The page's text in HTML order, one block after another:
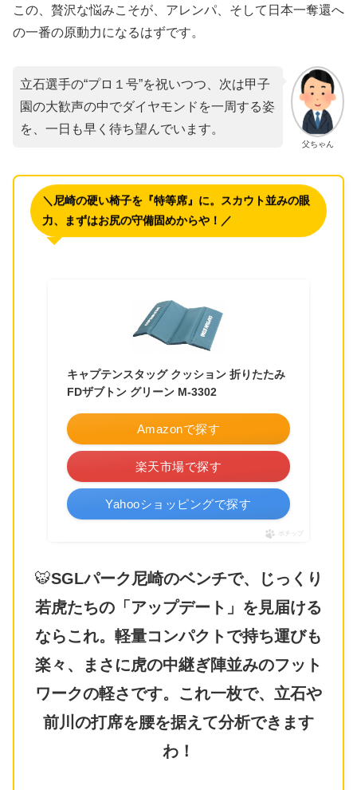
この、贅沢な悩みこそが、アレンパ、そして日本一奪還へ
の一番の原動力になるはずです。
父ちゃん
立石選手の“プロ１号”を祝いつつ、次は甲子
園の大歓声の中でダイヤモンドを一周する姿
を、一日も早く待ち望んでいます。
＼尼崎の硬い椅子を『特等席』に。スカウト並みの眼
力、まずはお尻の守備固めからや！／
キャプテンスタッグ クッション 折りたたみ
FDザブトン グリーン M-3302
Amazonで探す
楽天市場で探す
Yahooショッピングで探す
ポチップ
🐯SGLパーク尼崎のベンチで、じっくり
若虎たちの「アップデート」を見届ける
ならこれ。軽量コンパクトで持ち運びも
楽々、まさに虎の中継ぎ陣並みのフット
ワークの軽さです。これ一枚で、立石や
前川の打席を腰を据えて分析できます
わ！